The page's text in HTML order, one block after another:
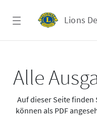
Lions
Alle
Auf dieser Seite finden
können als PDF